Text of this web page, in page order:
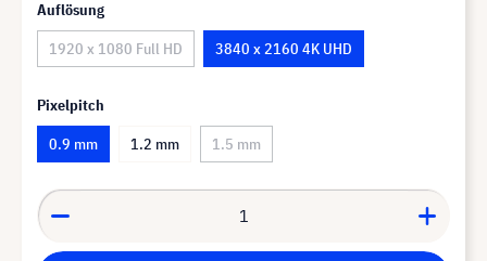
Auflösung
1920 x 1080 Full HD
3840 x 2160 4K UHD
Pixelpitch
0.9 mm
1.2 mm 1.5 mm